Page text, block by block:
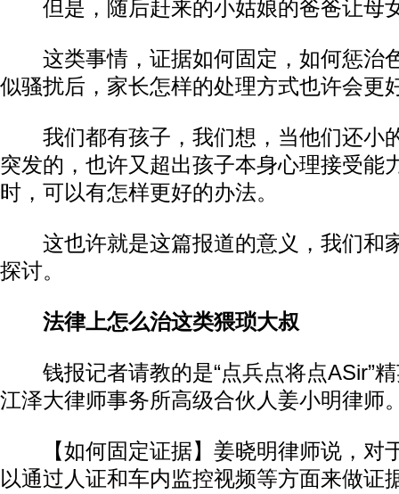
但是，随后赶来的小姑娘的爸爸让母
这类事情，证据如何固定，如何惩治
似骚扰后，家长怎样的处理方式也许会更
我们都有孩子，我们想，当他们还小
突发的，也许又超出孩子本身心理接受能
时，可以有怎样更好的办法。
这也许就是这篇报道的意义，我们和
探讨。
法律上怎么治这类猥琐大叔
钱报记者请教的是“点兵点将点ASir”精
江泽大律师事务所高级合伙人姜小明律师
【如何固定证据】姜晓明律师说，对
以通过人证和车内监控视频等方面来做证